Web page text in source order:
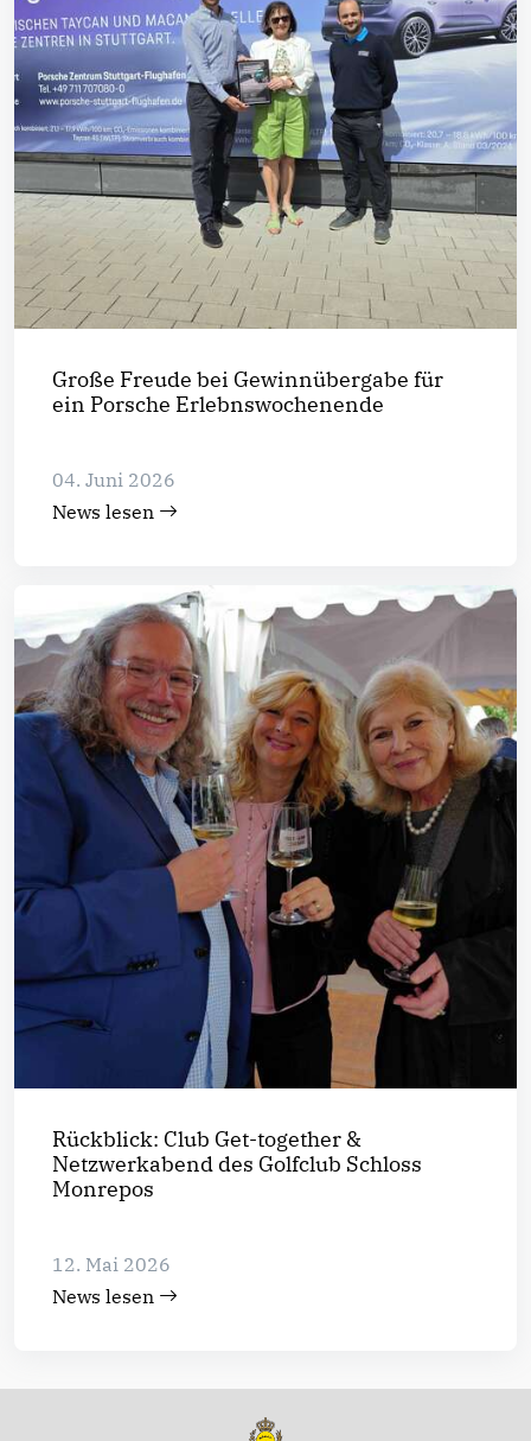
Große Freude bei Gewinnübergabe für
ein Porsche Erlebnswochenende
04. Juni 2026
News lesen
Rückblick: Club Get-together &
Netzwerkabend des Golfclub Schloss
Monrepos
12. Mai 2026
News lesen